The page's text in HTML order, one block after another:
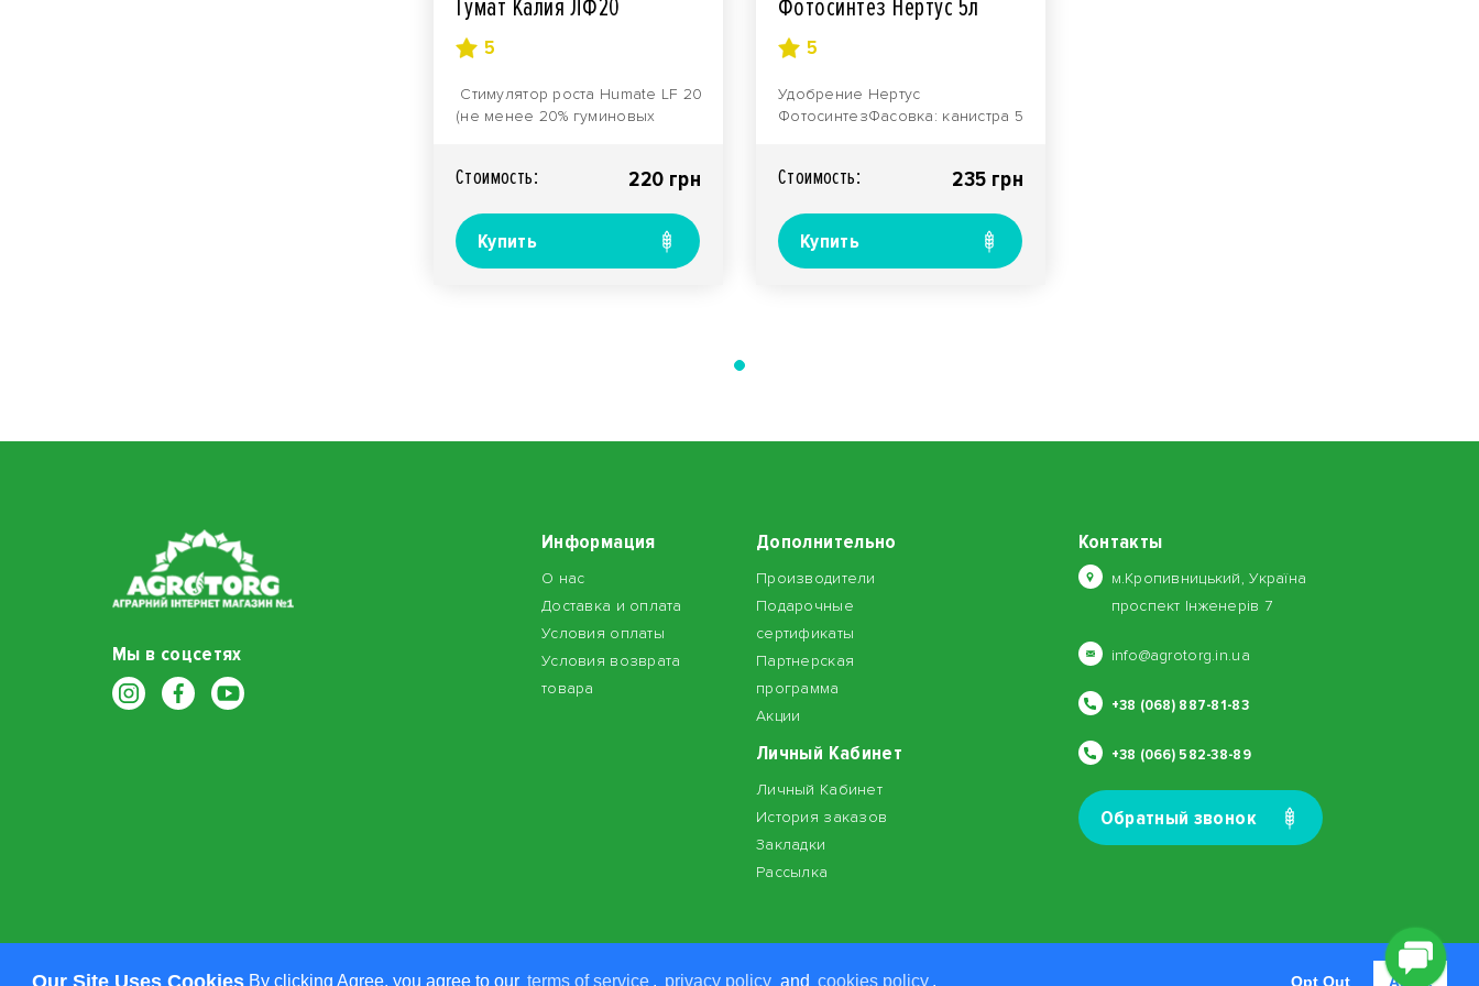
By clicking Agree, you agree to our terms of service , privacy policy and cookies policy . Opt Out Agree
Гумат Калия ЛФ20
5
Стимулятор роста Нumate LF 20
(не менее 20% гуминовых
Стоимость: 220 грн
Купить
Фотосинтез Нертус 5л
5
Удобрение Нертус
ФотосинтезФасовка: канистра 5
удобрение..
Стоимость: 235 грн
Купить
Мы в соцсетях
Информация
О нас
Доставка и оплата
Условия оплаты
Условия возврата
товара
Дополнительно
Производители
Подарочные
сертификаты
Партнерская
программа
Акции
Личный Кабинет
Личный Кабинет
История заказов
Закладки
Рассылка
Контакты
м.Кропивницький, Україна
проспект Інженерів 7
info@agrotorg.in.ua
+38 (068) 887-81-83
+38 (066) 582-38-89
Обратный звонок